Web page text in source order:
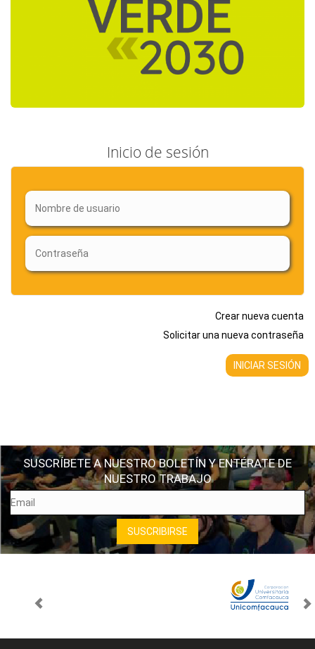
Inicio de sesión
Crear nueva cuenta
Solicitar una nueva contraseña
SUSCRÍBETE A NUESTRO BOLETÍN Y ENTÉRATE DE
NUESTRO TRABAJO